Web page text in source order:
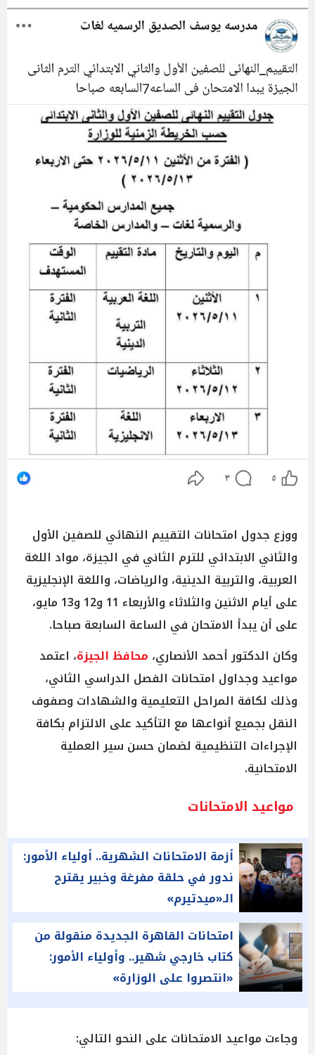
ووزع جدول امتحانات التقييم النهائي للصفين الأول
والثاني الابتدائي للترم الثاني في الجيزة، مواد اللغة
العربية، والتربية الدينية، والرياضات، واللغة الإنجليزية
على أيام الاثنين والثلاثاء والأربعاء 11 و12 و13 مايو،
على أن يبدأ الامتحان في الساعة السابعة صباحا.
وكان الدكتور أحمد الأنصاري، محافظ الجيزة، اعتمد
مواعيد وجداول امتحانات الفصل الدراسي الثاني،
وذلك لكافة المراحل التعليمية والشهادات وصفوف
النقل بجميع أنواعها مع التأكيد على الالتزام بكافة
الإجراءات التنظيمية لضمان حسن سير العملية
الامتحانية.
مواعيد الامتحانات
أزمة الامتحانات الشهرية.. أولياء الأمور:
ندور في حلقة مفرغة وخبير يقترح
الـ«ميدتيرم»
امتحانات القاهرة الجديدة منقولة من
كتاب خارجي شهير.. وأولياء الأمور:
«انتصروا على الوزارة»
وجاءت مواعيد الامتحانات على النحو التالي: